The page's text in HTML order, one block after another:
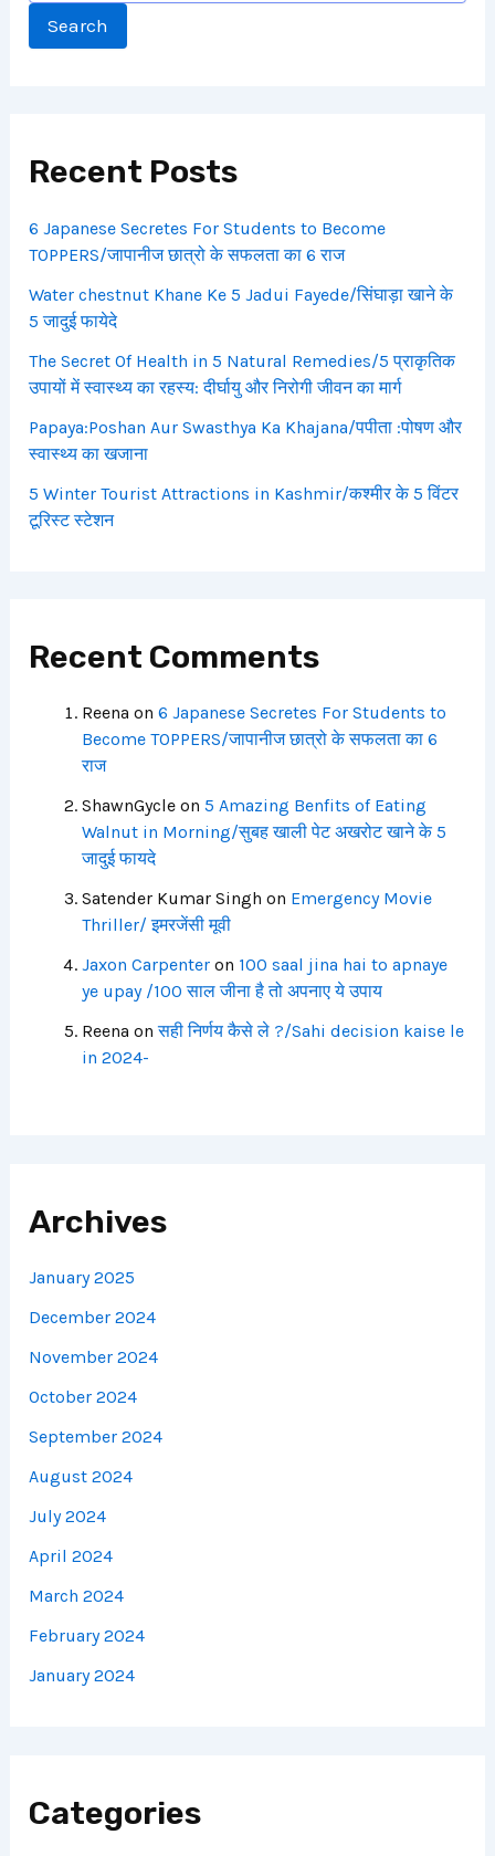
Search
Recent Posts
6 Japanese Secretes For Students to Become
TOPPERS/जापानीज छात्रो के सफलता का 6 राज
Water chestnut Khane Ke 5 Jadui Fayede/सिंघाड़ा खाने के
5 जादुई फायेदे
The Secret Of Health in 5 Natural Remedies/5 प्राकृतिक
उपायों में स्वास्थ्य का रहस्य: दीर्घायु और निरोगी जीवन का मार्ग
Papaya:Poshan Aur Swasthya Ka Khajana/पपीता :पोषण और
स्वास्थ्य का खजाना
5 Winter Tourist Attractions in Kashmir/कश्मीर के 5 विंटर
टूरिस्ट स्टेशन
Recent Comments
Reena on6 Japanese Secretes For Students to
Become TOPPERS/जापानीज छात्रो के सफलता का 6
राज
ShawnGycle on5 Amazing Benfits of Eating
Walnut in Morning/सुबह खाली पेट अखरोट खाने के 5
जादुई फायदे
Satender Kumar Singh on Emergency Movie
Thriller/ इमरजेंसी मूवी
Jaxon Carpenter on 100 saal jina hai to apnaye
ye upay /100 साल जीना है तो अपनाए ये उपाय
Reena onसही निर्णय कैसे ले ?/Sahi decision kaise le
in 2024-
Archives
January 2025
December 2024
November 2024
October 2024
September 2024
August 2024
July 2024
April 2024
March 2024
February 2024
January 2024
Categories